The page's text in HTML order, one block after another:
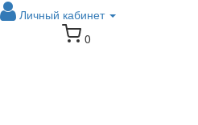
Личный кабинет
0